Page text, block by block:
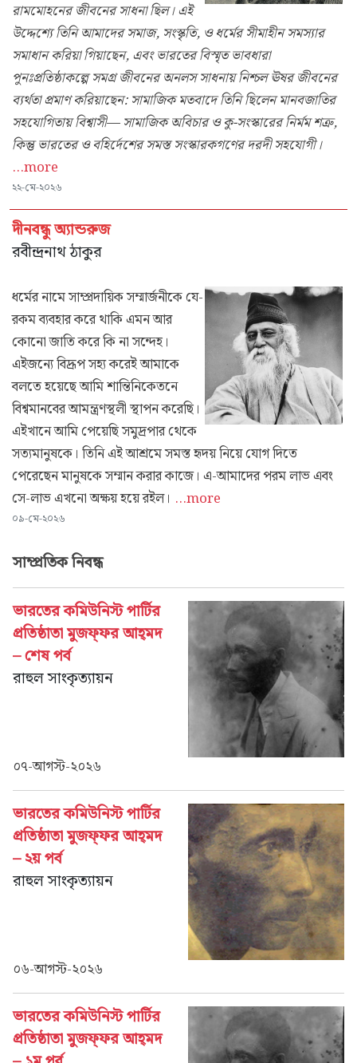
রামমোহনের জীবনের সাধনা ছিল। এই
উদ্দেশ্যে তিনি আমাদের সমাজ, সংস্কৃতি, ও ধর্মের সীমাহীন সমস্যার
সমাধান করিয়া গিয়াছেন, এবং ভারতের বিস্মৃত ভাবধারা
পুনঃপ্রতিষ্ঠাকল্পে সমগ্র জীবনের অনলস সাধনায় নিশ্চল ঊষর জীবনের
ব্যর্থতা প্রমাণ করিয়াছেন: সামাজিক মতবাদে তিনি ছিলেন মানবজাতির
সহযোগিতায় বিশ্বাসী— সামাজিক অবিচার ও কু-সংস্কারের নির্মম শত্রু,
কিন্তু ভারতের ও বহির্দেশের সমস্ত সংস্কারকগণের দরদী সহযোগী।
...more
২২-মে-২০২৬
দীনবন্ধু অ্যান্ডরুজ
রবীন্দ্রনাথ ঠাকুর
ধর্মের নামে সাম্প্রদায়িক সম্মার্জনীকে যে-
রকম ব্যবহার করে থাকি এমন আর
কোনো জাতি করে কি না সন্দেহ।
এইজন্যে বিদ্রূপ সহ্য করেই আমাকে
বলতে হয়েছে আমি শান্তিনিকেতনে
বিশ্বমানবের আমন্ত্রণস্থলী স্থাপন করেছি।
এইখানে আমি পেয়েছি সমুদ্রপার থেকে
সত্যমানুষকে। তিনি এই আশ্রমে সমস্ত হৃদয় নিয়ে যোগ দিতে
পেরেছেন মানুষকে সম্মান করার কাজে। এ-আমাদের পরম লাভ এবং
সে-লাভ এখনো অক্ষয় হয়ে রইল। ...more
০৯-মে-২০২৬
সাম্প্রতিক নিবন্ধ
ভারতের কমিউনিস্ট পার্টির
প্রতিষ্ঠাতা মুজফ্‌ফর আহ্‌মদ
– শেষ পর্ব
রাহুল সাংকৃত্যায়ন
০৭-আগস্ট-২০২৬
ভারতের কমিউনিস্ট পার্টির
প্রতিষ্ঠাতা মুজফ্‌ফর আহ্‌মদ
– ২য় পর্ব
রাহুল সাংকৃত্যায়ন
০৬-আগস্ট-২০২৬
ভারতের কমিউনিস্ট পার্টির
প্রতিষ্ঠাতা মুজফ্‌ফর আহ্‌মদ